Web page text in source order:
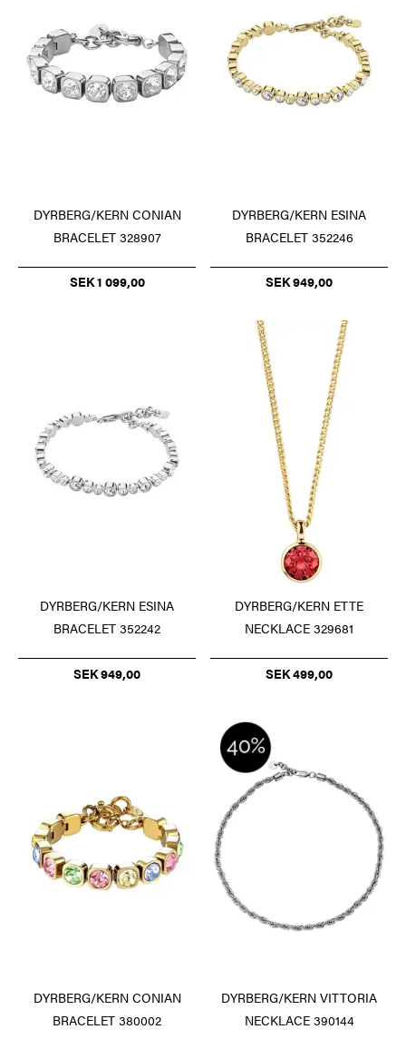
DYRBERG/KERN CONIAN
BRACELET 328907
SEK 1 099,00
DYRBERG/KERN ESINA
BRACELET 352246
SEK 949,00
DYRBERG/KERN ESINA
BRACELET 352242
SEK 949,00
DYRBERG/KERN ETTE
NECKLACE 329681
SEK 499,00
DYRBERG/KERN CONIAN
BRACELET 380002
DYRBERG/KERN VITTORIA
NECKLACE 390144